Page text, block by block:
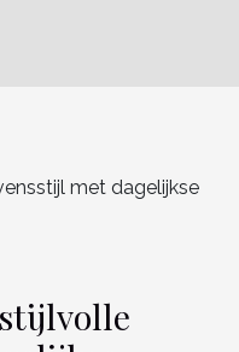
met dagelijkse